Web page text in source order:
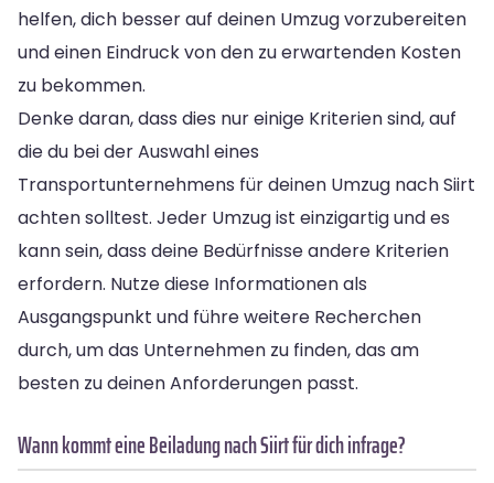
helfen, dich besser auf deinen Umzug vorzubereiten
und einen Eindruck von den zu erwartenden Kosten
zu bekommen.
Denke daran, dass dies nur einige Kriterien sind, auf
die du bei der Auswahl eines
Transportunternehmens für deinen Umzug nach Siirt
achten solltest. Jeder Umzug ist einzigartig und es
kann sein, dass deine Bedürfnisse andere Kriterien
erfordern. Nutze diese Informationen als
Ausgangspunkt und führe weitere Recherchen
durch, um das Unternehmen zu finden, das am
besten zu deinen Anforderungen passt.
Wann kommt eine Beiladung nach Siirt für dich infrage?